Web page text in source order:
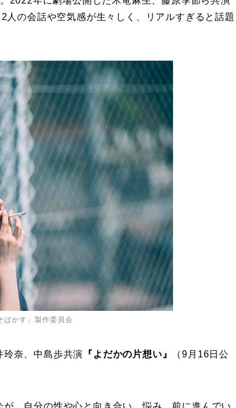
2人の会話や空気感が生々しく、リアルすぎると話題
ばかす」製作委員会
玲奈、中島歩共演 『よだかの片想い』
（9月16日公
、自分の性や心と向き合い、悩み、前に進んでい